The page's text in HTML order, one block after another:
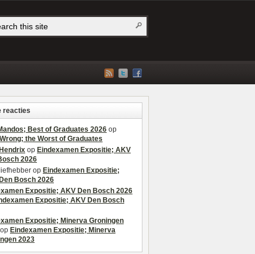
reacties
Best of Graduates 2026 op
the Worst of Graduates
op Eindexamen Expositie; AKV
2026
op Eindexamen Expositie;
Bosch 2026
Expositie; AKV Den Bosch 2026
Expositie; AKV Den Bosch
Expositie; Minerva Groningen
op Eindexamen Expositie; Minerva
2023